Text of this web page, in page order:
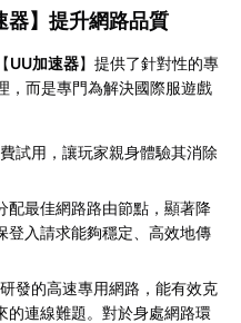
器】提升網路品質
UU加速器】提供了針對性的專
，而是專門為解決國際服遊戲
試用，讓玩家親身體驗其消除
配最佳網路路由節點，顯著降
登入請求能夠穩定、高效地傳
研發的高速專用網路，能有效克
的連線難題。對於身處網路環